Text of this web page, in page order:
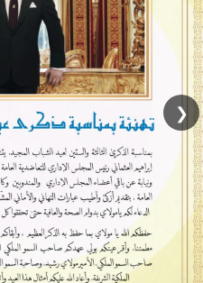
إتبعنا
بينتيريست
جديدة
❮